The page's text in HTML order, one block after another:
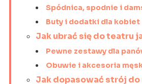
Spódnica, spodnie i
Buty i dodatki dla kobiet
Jak ubrać się do teatru
Pewne zestawy dla
Obuwie i akcesoria
Jak dopasować strój